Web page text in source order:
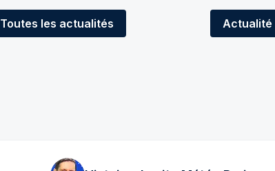
Toutes les actualités Actualité